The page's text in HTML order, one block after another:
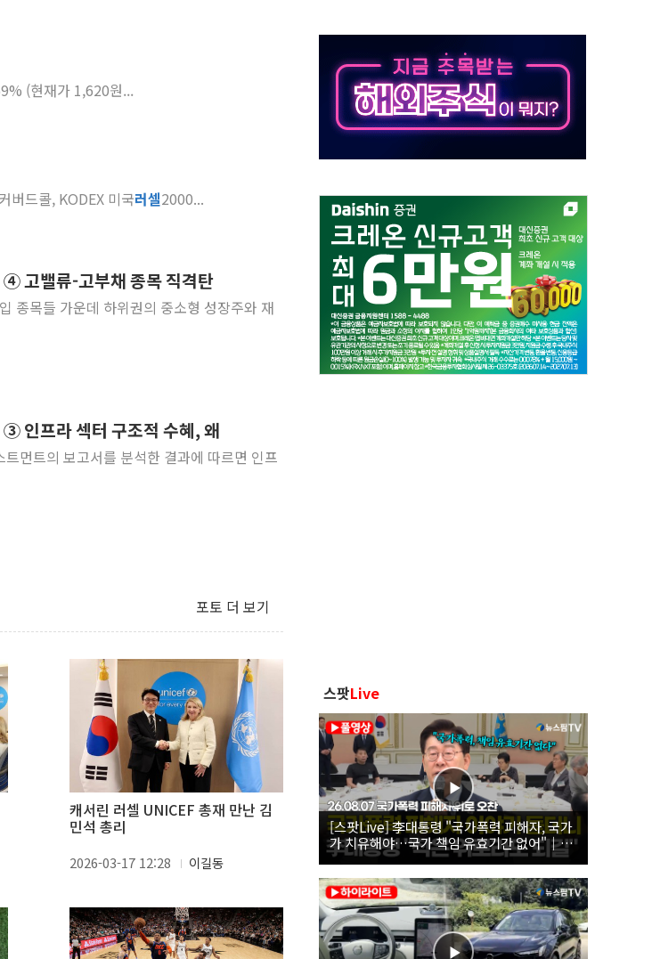
[컨콜] 롯데케미칼, "LPG 투입 비중 37%…하반기 확대 추진"
대형 저축은행 4%대 예금 사라진다, OK·애큐온·페퍼만 남아
서울 노원 40.2도…8년 만에 서울서 40도 넘어
(현재가 1,620원...
버드콜, KODEX 미국러셀2000...
고밸류-고부채 종목 직격탄
종목들 가운데 하위권의 중소형 성장주와 재
인프라 섹터 구조적 수혜, 왜
트먼트의 보고서를 분석한 결과에 따르면 인프
포토 더 보기
캐서린 러셀 UNICEF 총재 만난 김
민석 총리
2026-03-17 12:28 이길동
스팟Live
[스팟Live] 李대통령 "국가폭력 피해자, 국가
가 치유해야…국가 책임 유효기간 없어"｜
26.08.07 국가폭력 피해자 위로 오찬